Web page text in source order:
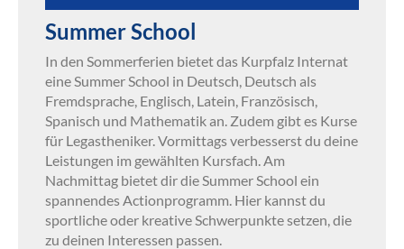
Summer School
In den Sommerferien bietet das Kurpfalz Internat
eine Summer School in Deutsch, Deutsch als
Fremdsprache, Englisch, Latein, Französisch,
Spanisch und Mathematik an. Zudem gibt es Kurse
für Legastheniker. Vormittags verbesserst du deine
Leistungen im gewählten Kursfach. Am
Nachmittag bietet dir die Summer School ein
spannendes Actionprogramm. Hier kannst du
sportliche oder kreative Schwerpunkte setzen, die
zu deinen Interessen passen.